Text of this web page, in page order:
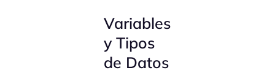
Variables
y Tipos
de Datos